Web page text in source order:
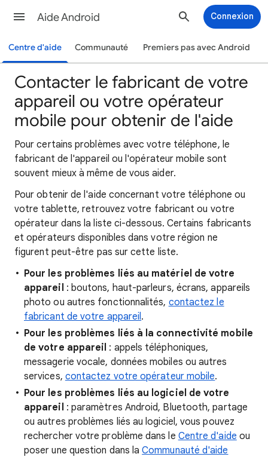
Aide Android Connexion
Centre d'aide Communauté Premiers pas avec Android
Contacter le fabricant de votre
appareil ou votre opérateur
mobile pour obtenir de l'aide
Pour certains problèmes avec votre téléphone, le
fabricant de l'appareil ou l'opérateur mobile sont
souvent mieux à même de vous aider.
Pour obtenir de l'aide concernant votre téléphone ou
votre tablette, retrouvez votre fabricant ou votre
opérateur dans la liste ci-dessous. Certains fabricants
et opérateurs disponibles dans votre région ne
figurent peut-être pas sur cette liste.
Pour les problèmes liés au matériel de votre
appareil : boutons, haut-parleurs, écrans, appareils
photo ou autres fonctionnalités, contactez le
fabricant de votre appareil.
Pour les problèmes liés à la connectivité mobile
de votre appareil : appels téléphoniques,
messagerie vocale, données mobiles ou autres
services, contactez votre opérateur mobile.
Pour les problèmes liés au logiciel de votre
appareil : paramètres Android, Bluetooth, partage
ou autres problèmes liés au logiciel, vous pouvez
rechercher votre problème dans le Centre d'aide ou
poser une question dans laCommunauté d'aide